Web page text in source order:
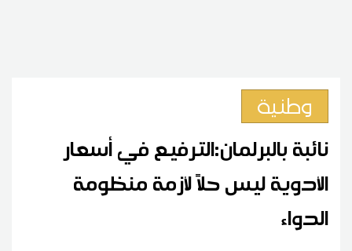
وطنية
نائبة بالبرلمان:الترفيع في أسعار
الأدوية ليس حلاً لأزمة منظومة
الدواء